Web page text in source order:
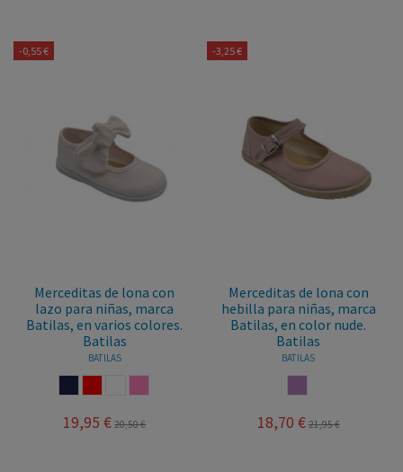
-0,55 €
Merceditas de lona con
lazo para niñas, marca
Batilas, en varios colores.
Batilas
BATILAS
19,95 € 20,50 €
-3,25 €
Merceditas de lona con
hebilla para niñas, marca
Batilas, en color nude.
Batilas
BATILAS
18,70 € 21,95 €